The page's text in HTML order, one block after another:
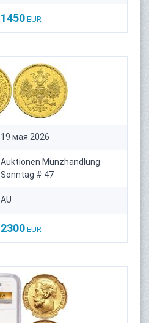
1450 EUR
19 мая 2026
Auktionen Münzhandlung
Sonntag # 47
AU
2300 EUR